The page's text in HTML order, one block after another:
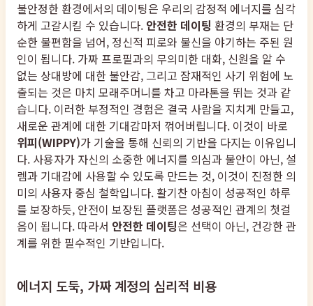
불안정한 환경에서의 데이팅은 우리의 감정적 에너지를 심각
하게 고갈시킬 수 있습니다. 안전한 데이팅 환경의 부재는 단
순한 불편함을 넘어, 정신적 피로와 불신을 야기하는 주된 원
인이 됩니다. 가짜 프로필과의 무의미한 대화, 신원을 알 수
없는 상대방에 대한 불안감, 그리고 잠재적인 사기 위험에 노
출되는 것은 마치 모래주머니를 차고 마라톤을 뛰는 것과 같
습니다. 이러한 부정적인 경험은 결국 사람을 지치게 만들고,
새로운 관계에 대한 기대감마저 꺾어버립니다. 이것이 바로
위피(WIPPY)가 기술을 통해 신뢰의 기반을 다지는 이유입니
다. 사용자가 자신의 소중한 에너지를 의심과 불안이 아닌, 설
렘과 기대감에 사용할 수 있도록 만드는 것, 이것이 진정한 의
미의 사용자 중심 철학입니다. 활기찬 아침이 성공적인 하루
를 보장하듯, 안전이 보장된 플랫폼은 성공적인 관계의 첫걸
음이 됩니다. 따라서 안전한 데이팅은 선택이 아닌, 건강한 관
계를 위한 필수적인 기반입니다.
에너지 도둑, 가짜 계정의 심리적 비용